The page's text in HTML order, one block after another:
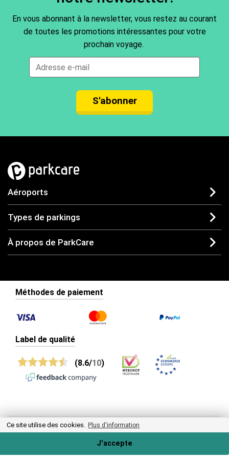
En vous abonnant à la newsletter, vous restez au courant
de toutes les promotions intéressantes pour votre
prochain voyage.
S'abonner
Aéroports
Types de parkings
À propos de ParkCare
Méthodes de paiement
Label de qualité
(8.6/10)
© 2025 ParkCare - Tous droits réservés
Conditions générales
Ce site utilise des cookies. Plus d'information
J'accepte